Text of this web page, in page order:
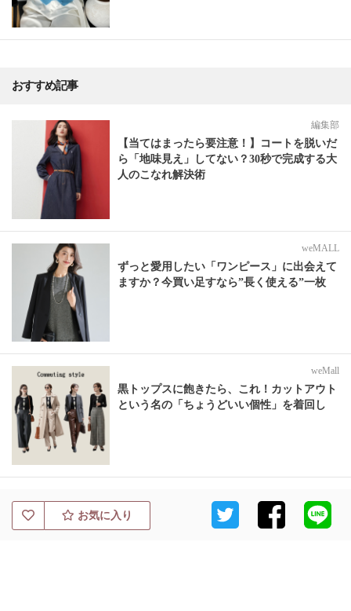
おすすめ記事
編集部
【当てはまったら要注意！】コートを脱いだ
ら「地味見え」してない？30秒で完成する大
人のこなれ解決術
weMALL
ずっと愛用したい「ワンピース」に出会えて
ますか？今買い足すなら”長く使える”一枚
weMall
黒トップスに飽きたら、これ！カットアウト
という名の「ちょうどいい個性」を着回し
お気に入り